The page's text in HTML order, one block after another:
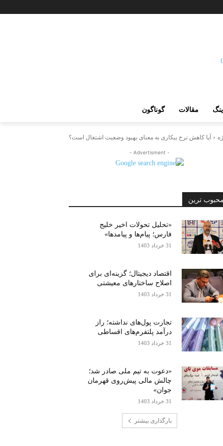
مقالات گوناگون
آیا کاهش نرخ بیکاری به معنای بهبود وضعیت اشتغال است؟
- Advertisment -
محبوب ترین
«تحلیل تحولات اخیر خلیج
فارس؛ پیام‌ها و پیامدها»
31 خرداد 1403
اقتصاد دیجیتال؛ گزینه‌ای برای
اصلاح ساختارهای معیشتی
31 خرداد 1403
تجارت پول‌های نداشته؛ راز
درآمد پلتفرم‌های اقساطی
31 خرداد 1403
«دعوت به تیم ملی صادر شد؛
چالش مالی پیش‌روی قهرمان
جوان»
31 خرداد 1403
بارگذاری بیشتر